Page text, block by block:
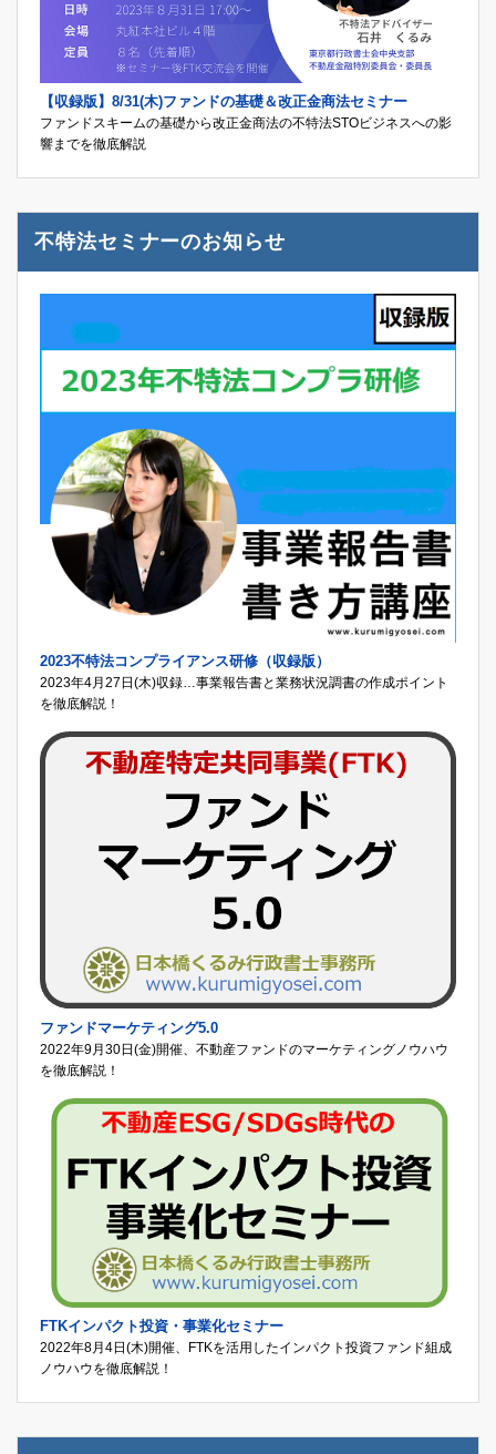
【収録版】8/31(木)ファンドの基礎＆改正金商法セミナー
ファンドスキームの基礎から改正金商法の不特法STOビジネスへの影
響までを徹底解説
不特法セミナーのお知らせ
2023不特法コンプライアンス研修（収録版）
2023年4月27日(木)収録…事業報告書と業務状況調書の作成ポイント
を徹底解説！
ファンドマーケティング5.0
2022年9月30日(金)開催、不動産ファンドのマーケティングノウハウ
を徹底解説！
FTKインパクト投資・事業化セミナー
2022年8月4日(木)開催、FTKを活用したインパクト投資ファンド組成
ノウハウを徹底解説！